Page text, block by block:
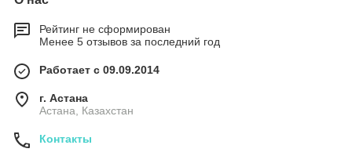
Рейтинг не сформирован
Менее 5 отзывов за последний год
Работает с 09.09.2014
г. Астана
Астана, Казахстан
Контакты